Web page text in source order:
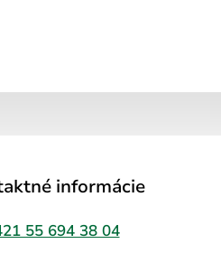
informácie
55 694 38 04